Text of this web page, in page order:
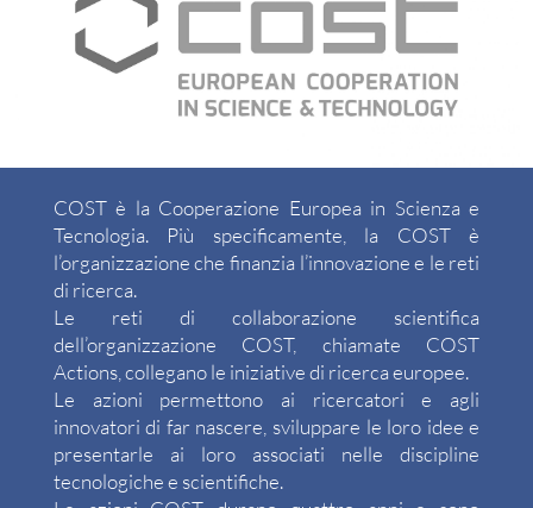
COST è la Cooperazione Europea in Scienza e
Tecnologia. Più specificamente, la COST è
l’organizzazione che finanzia l’innovazione e le reti
di ricerca.
Le reti di collaborazione scientifica
dell’organizzazione COST, chiamate COST
Actions, collegano le iniziative di ricerca europee.
Le azioni permettono ai ricercatori e agli
innovatori di far nascere, sviluppare le loro idee e
presentarle ai loro associati nelle discipline
tecnologiche e scientifiche.